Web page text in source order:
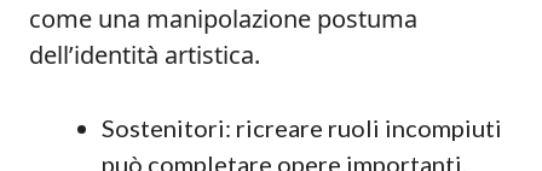
come una manipolazione postuma
dell’identità artistica.
Sostenitori: ricreare ruoli incompiuti
può completare opere importanti.